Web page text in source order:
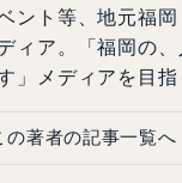
ント等、地元福
ィア。「福岡の
」メディアを目指
の著者の記事一覧へ